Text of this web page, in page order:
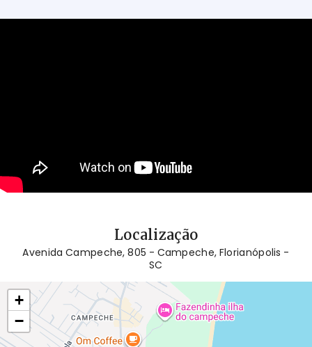
Localização
Avenida Campeche, 805 - Campeche, Florianópolis -
SC
+
−